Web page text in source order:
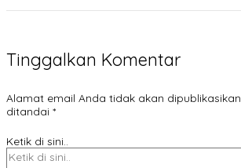
Tinggalkan Komentar
Alamat email Anda tidak akan dipublikasikan.
ditandai *
Ketik di sini..